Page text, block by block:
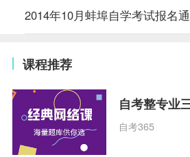
2014年10月蚌埠自学考试报名
课程推荐
自考整专业
自考365